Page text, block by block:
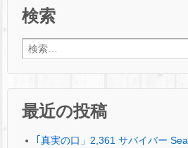
検索
検索:
最近の投稿
｢真実の口」2,361 サバイバー